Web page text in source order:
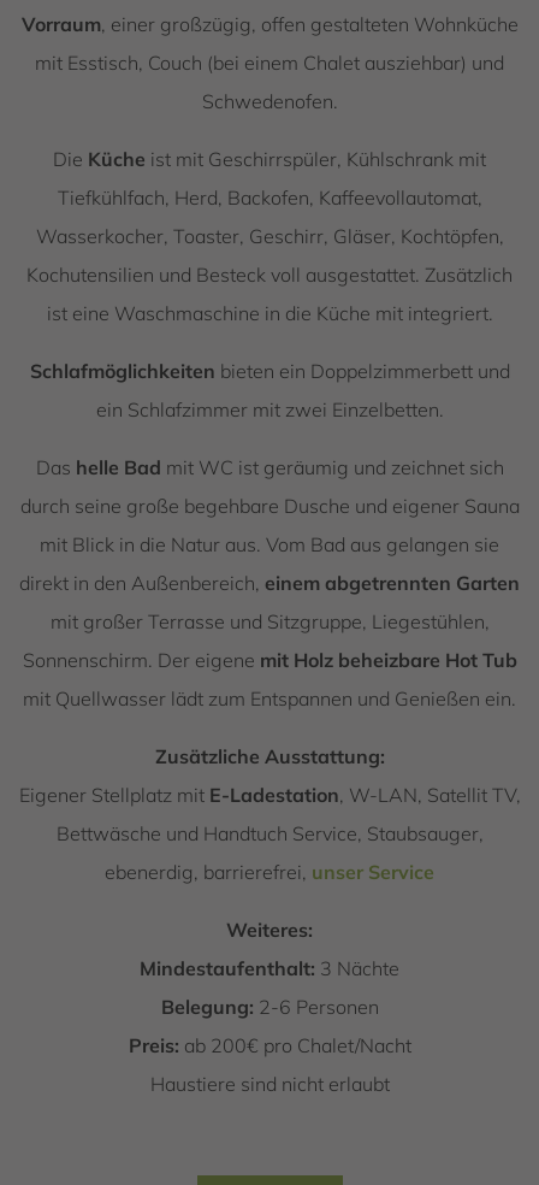
Vorraum, einer großzügig, offen gestalteten Wohnküche
mit Esstisch, Couch (bei einem Chalet ausziehbar) und
Schwedenofen.
Die Küche ist mit Geschirrspüler, Kühlschrank mit
Tiefkühlfach, Herd, Backofen, Kaffeevollautomat,
Wasserkocher, Toaster, Geschirr, Gläser, Kochtöpfen,
Kochutensilien und Besteck voll ausgestattet. Zusätzlich
ist eine Waschmaschine in die Küche mit integriert.
Schlafmöglichkeiten bieten ein Doppelzimmerbett und
ein Schlafzimmer mit zwei Einzelbetten.
Das helle Bad mit WC ist geräumig und zeichnet sich
durch seine große begehbare Dusche und eigener Sauna
mit Blick in die Natur aus. Vom Bad aus gelangen sie
direkt in den Außenbereich, einem abgetrennten Garten
mit großer Terrasse und Sitzgruppe, Liegestühlen,
Sonnenschirm. Der eigene mit Holz beheizbare Hot Tub
mit Quellwasser lädt zum Entspannen und Genießen ein.
Zusätzliche Ausstattung:
Eigener Stellplatz mit E-Ladestation, W-LAN, Satellit TV,
Bettwäsche und Handtuch Service, Staubsauger,
ebenerdig, barrierefrei, unser Service
Weiteres:
Mindestaufenthalt: 3 Nächte
Belegung: 2-6 Personen
Preis: ab 200€ pro Chalet/Nacht
Haustiere sind nicht erlaubt